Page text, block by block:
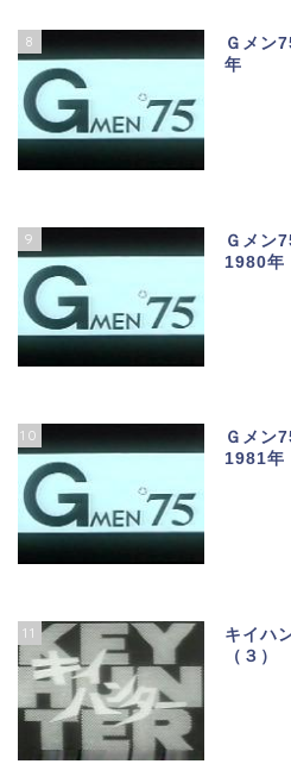
8
Ｇメン
年
9
Ｇメン
1980年
10
Ｇメン
1981年
11
キイハ
（３